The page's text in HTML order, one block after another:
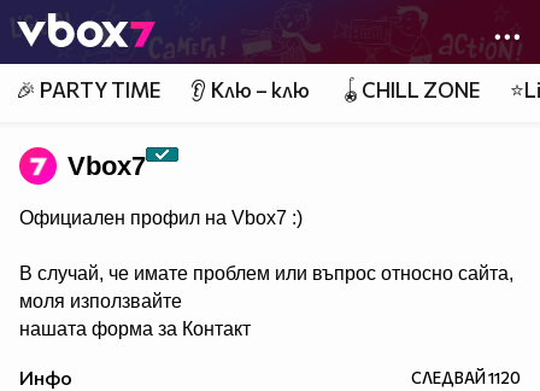
👾
🎉 PARTY TIME 👂 Клю – клю 🪀CHILL ZONE
Vbоx7
Официален профил на Vbox7 :)
В случай, че имате проблем или въпрос относно сайта,
моля използвайте
нашата форма за Контакт
Инфо СЛЕДВАЙ1120